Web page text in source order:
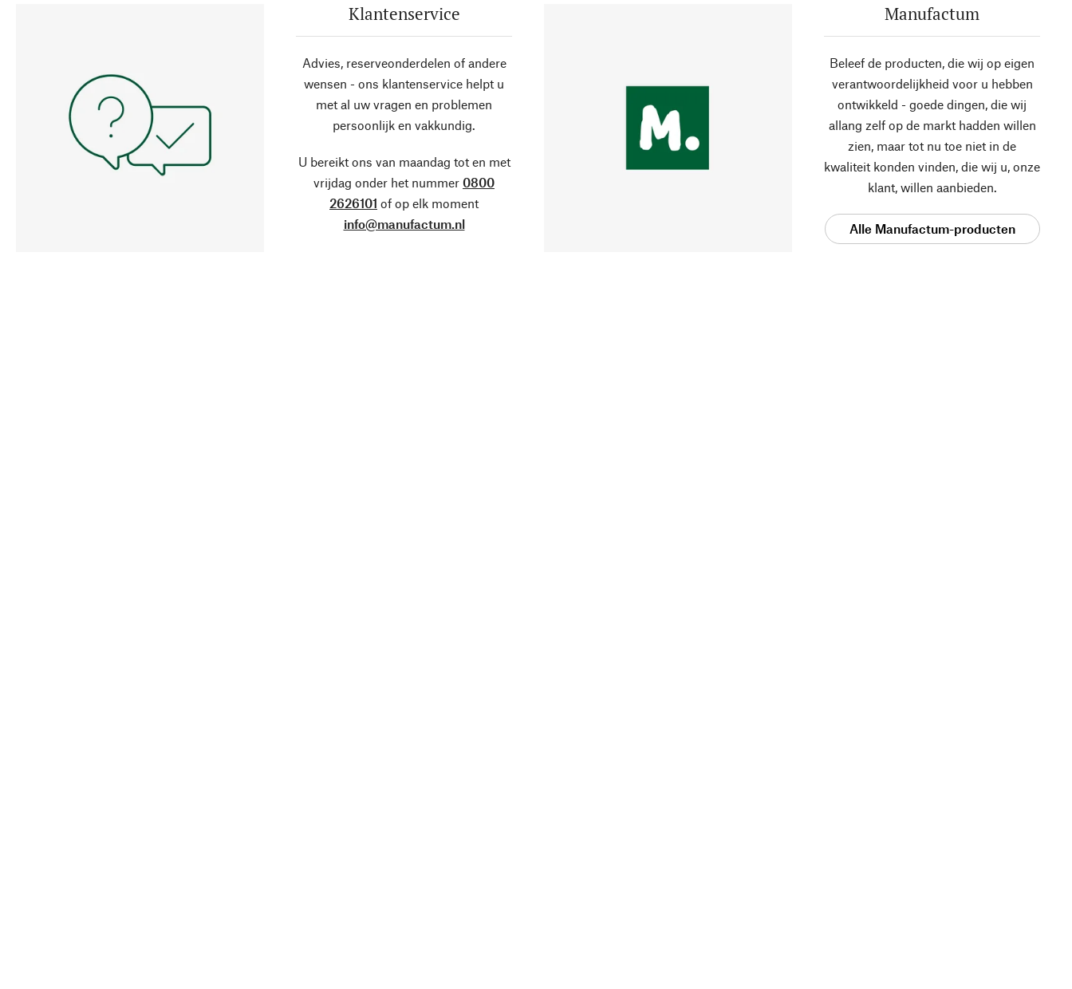
Klantenservice
Advies, reserveonderdelen of andere
wensen - ons klantenservice helpt u
met al uw vragen en problemen
persoonlijk en vakkundig.
U bereikt ons van maandag tot en met
vrijdag onder het nummer 0800
2626101 of op elk moment
info@manufactum.nl
Manufactum
Beleef de producten, die wij op eigen
verantwoordelijkheid voor u hebben
ontwikkeld - goede dingen, die wij
allang zelf op de markt hadden willen
zien, maar tot nu toe niet in de
kwaliteit konden vinden, die wij u, onze
klant, willen aanbieden.
Alle Manufactum-producten